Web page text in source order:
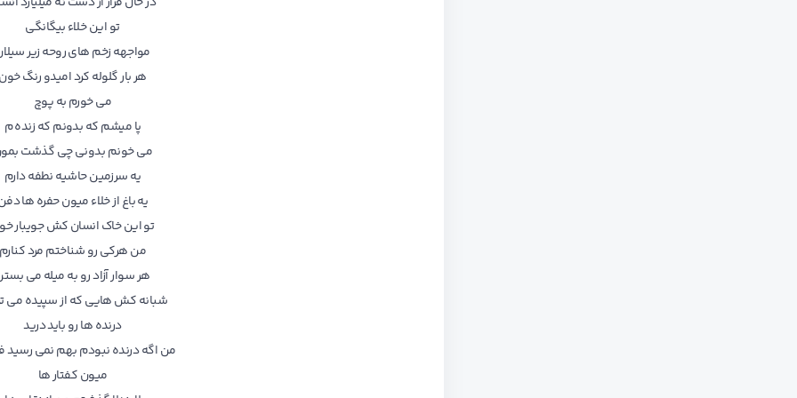
تو این خلاء بیگانگی
مواجهه زخم های روحه زیر
هر بار گلوله کرد امیدو‌ رنگ خون
می خورم به پوچ
پا میشم که بدونم که زنده م
می خونم بدونی چی گذشت
یه سرزمین حاشیه نطفه دارم
یه باغ از خلاء میون حفره ها
تو این خاک انسان کش جویبار
من هر‌کی رو شناختم مرد کنارم
هر سوار آزاد رو به میله می
شبانه کش هایی که از سپیده می
درنده ها رو باید درید
من اگه درنده نبودم بهم نمی
میون کفتار ها